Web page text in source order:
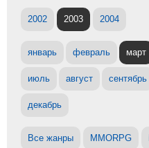
2002 2003 2004
январь февраль март
июль август сентябрь
декабрь
Все жанры MMORPG